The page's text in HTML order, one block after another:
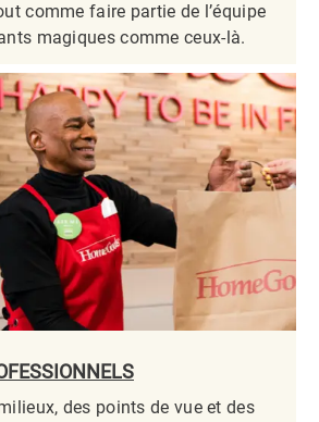
comme faire partie de l’équipe
magiques comme ceux-là.​​​​​​​
des points de vue et des